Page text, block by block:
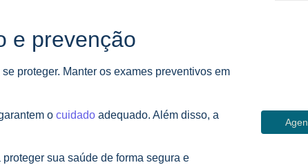
e prevenção
proteger. Manter os exames preventivos em
o cuidado adequado. Além disso, a
sua saúde de forma segura e